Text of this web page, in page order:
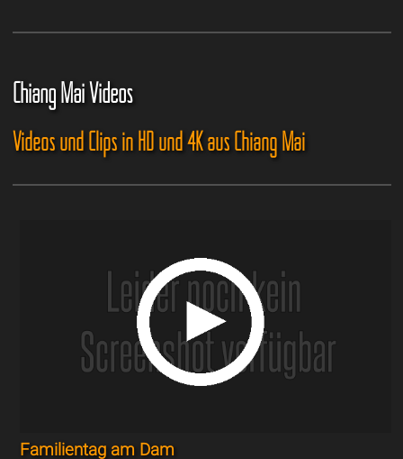
Chiang Mai Videos
Videos und Clips in HD und 4K aus Chiang Mai
Familientag am Dam